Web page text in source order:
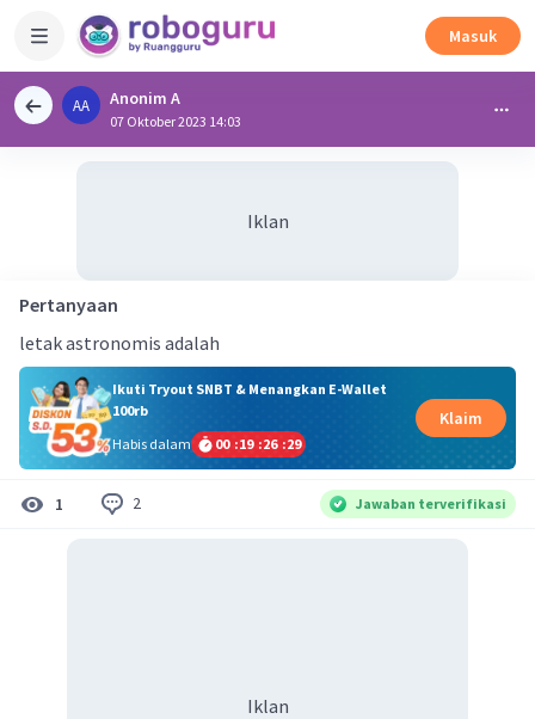
Masuk
AA Anonim A
07 Oktober 2023 14:03
Iklan
Pertanyaan
letak astronomis adalah
Ikuti Tryout SNBT & Menangkan E-Wallet
100rb
Habis dalam
00 :19 :26 :28
Klaim
1 2 Jawaban terverifikasi
Iklan